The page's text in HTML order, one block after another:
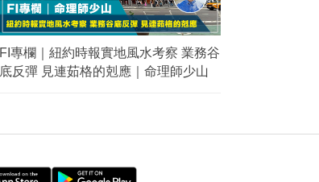
FI專欄｜紐約時報實地風水考察 業務谷
底反彈 見連茹格的剋應｜命理師少山